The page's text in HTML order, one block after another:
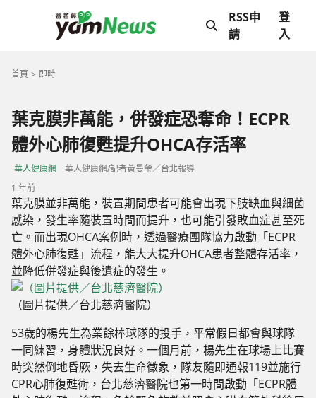
RSS申
請
登
入
首頁 即時
葉克膜非萬能，併發症恐奪命！ECPR
體外心肺復甦提升OHCA存活率
華人健康網
華人健康網/記者黃曼瑩／台北報導
1 年前
葉克膜並非萬能，裝置期間患者可能會出現下肢缺血與細菌
感染，發生率隨裝置時間而提升，也可能引發敗血症甚至死
亡。而出現OHCA案例時，透過醫療團隊協力啟動「ECPR
體外心肺復甦」流程，能大大提升OHCA患者整體存活率，
並降低併發症與後遺症的發生。
（圖片提供／台北慈濟醫院）
53歲的楊先生為業餘棒球隊的投手，平常假日都會與球隊
一同練習，身體狀況良好。一個月前，楊先生在球場上比賽
時突然倒地昏厥，失去生命徵象，隊友隨即通報119並施行
CPR心肺復甦術，台北慈濟醫院也第一時間啟動「ECPR體